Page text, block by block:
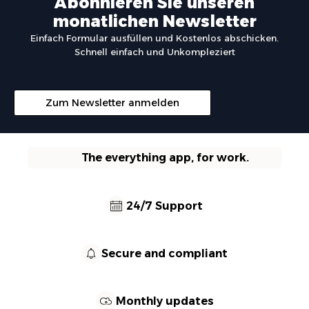
monatlichen Newsletter
Einfach Formular ausfüllen und Kostenlos abschicken.
Schnell einfach und Unkompleziert
Zum Newsletter anmelden
The everything app, for work.
24/7 Support
Secure and compliant
Monthly updates